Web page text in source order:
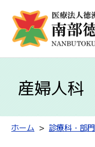
産婦人科
ホーム 診療科・部門